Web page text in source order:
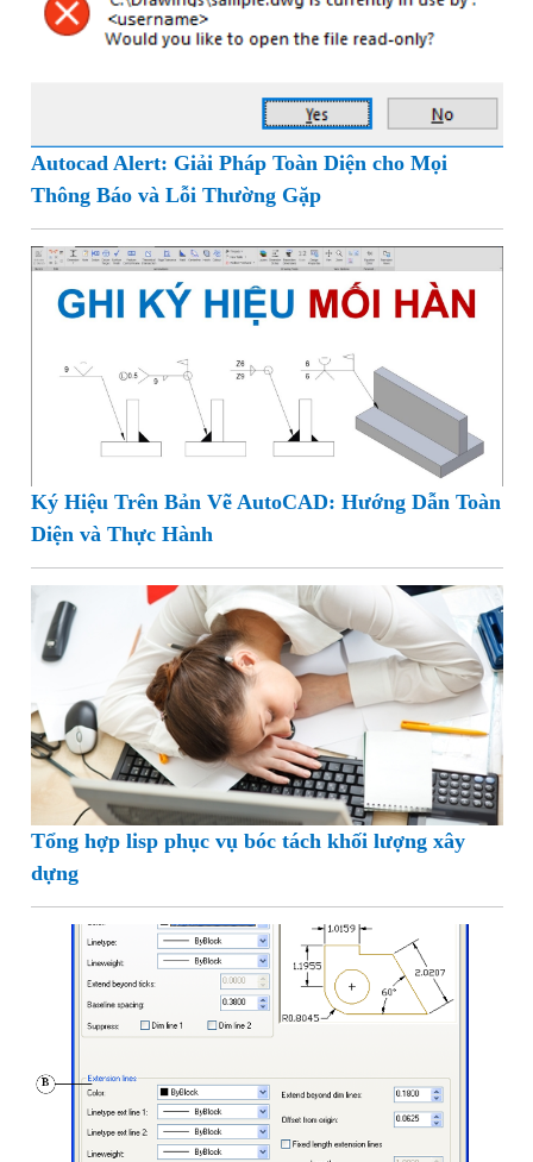
Autocad Alert: Giải Pháp Toàn Diện cho Mọi
Thông Báo và Lỗi Thường Gặp
Ký Hiệu Trên Bản Vẽ AutoCAD: Hướng Dẫn Toàn
Diện và Thực Hành
Tổng hợp lisp phục vụ bóc tách khối lượng xây
dựng